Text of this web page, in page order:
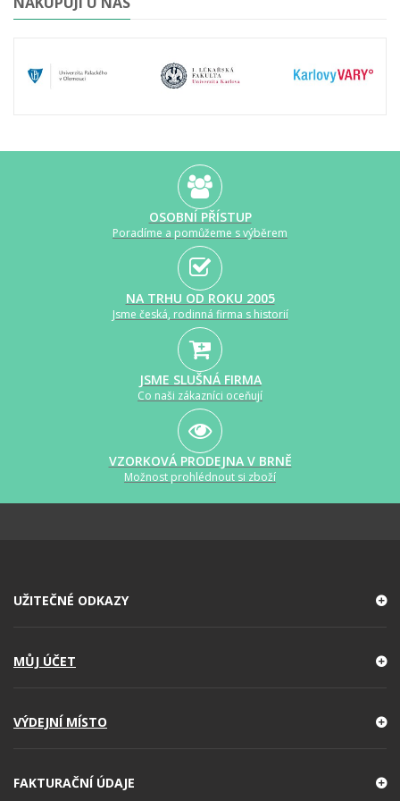
OSOBNÍ PŘÍSTUP
Poradíme a pomůžeme s výběrem
NA TRHU OD ROKU 2005
Jsme česká, rodinná firma s historií
JSME SLUŠNÁ FIRMA
Co naši zákazníci oceňují
VZORKOVÁ PRODEJNA V BRNĚ
Možnost prohlédnout si zboží
UŽITEČNÉ ODKAZY
MŮJ ÚČET
VÝDEJNÍ MÍSTO
FAKTURAČNÍ ÚDAJE